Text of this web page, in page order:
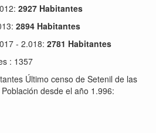
2927 Habitantes
2894 Habitantes
- 2.018: 2781 Habitantes
: 1357
Último censo de Setenil de las
desde el año 1.996: